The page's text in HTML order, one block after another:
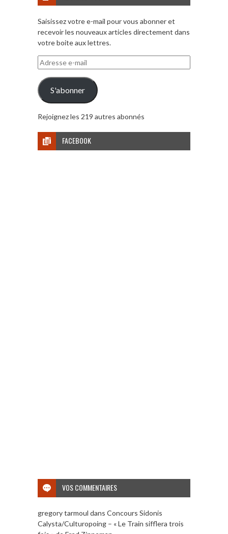
Saisissez votre e-mail pour vous abonner et
recevoir les nouveaux articles directement dans
votre boite aux lettres.
Adresse
e-
mail
S'abonner
Rejoignez les 219 autres abonnés
FACEBOOK
VOS COMMENTAIRES
gregory tarmoul dans Concours Sidonis
Calysta/Culturopoing – « Le Train sifflera trois